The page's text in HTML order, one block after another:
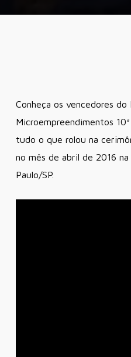
Conheça os vencedores
Microempreendimentos
tudo o que rolou na
no mês de abril de 2016
Paulo/SP.